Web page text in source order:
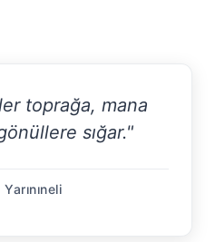
toprağa, mana
sığar."